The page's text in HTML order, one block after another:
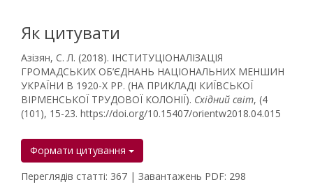
Як цитувати
Азізян, С. Л. (2018). ІНСТИТУЦІОНАЛІЗАЦІЯ
ГРОМАДСЬКИХ ОБ’ЄДНАНЬ НАЦІОНАЛЬНИХ МЕНШИН
УКРАЇНИ В 1920-Х РР. (НА ПРИКЛАДІ КИЇВСЬКОЇ
ВІРМЕНСЬКОЇ ТРУДОВОЇ КОЛОНІЇ). Східний світ, (4
(101), 15-23. https://doi.org/10.15407/orientw2018.04.015
Формати цитування
Переглядів статті: 367 | Завантажень PDF: 298